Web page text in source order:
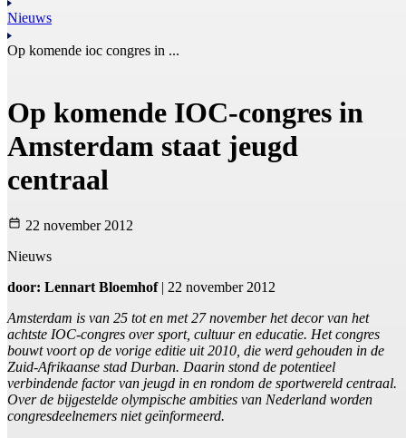
Nieuws
Op komende ioc congres in ...
Op komende IOC-congres in
Amsterdam staat jeugd
centraal
22 november 2012
Nieuws
door: Lennart Bloemhof| 22 november 2012
Amsterdam is van 25 tot en met 27 november het decor van het
achtste IOC-congres over sport, cultuur en educatie. Het congres
bouwt voort op de vorige editie uit 2010, die werd gehouden in de
Zuid-Afrikaanse stad Durban. Daarin stond de potentieel
verbindende factor van jeugd in en rondom de sportwereld centraal.
Over de bijgestelde olympische ambities van Nederland worden
congresdeelnemers niet geïnformeerd.